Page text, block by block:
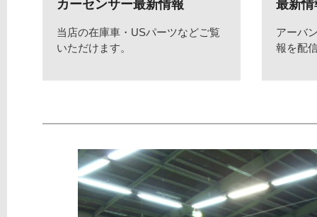
カーセンサー最新情報
当店の在庫車・USパーツなどご覧
いただけます。
最新情
アーバ
報を配